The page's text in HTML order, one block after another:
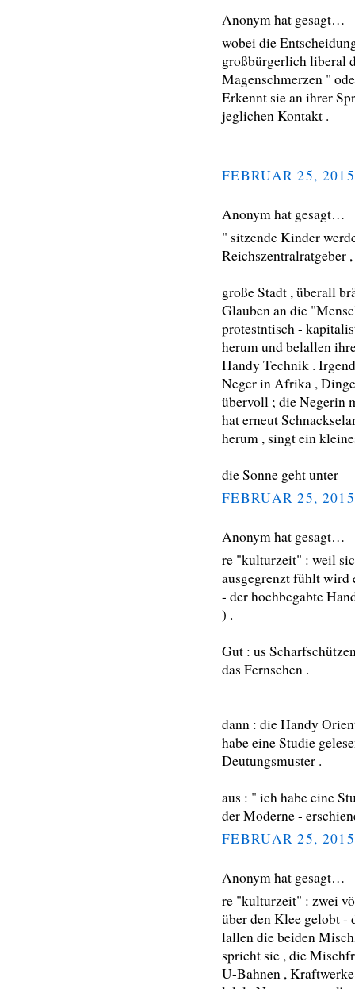
Anonym hat gesagt…
wobei die
großbürgerlich liberal
Magenschmerzen "
Erkennt sie an ihrer
jeglichen Kontakt .
FEBRUAR 25, 2015
Anonym hat gesagt…
" sitzende Kinder
Reichszentralratgeber ,
große Stadt , überall
Glauben an die
protestntisch -
herum und belallen
Handy Technik .
Neger in Afrika ,
übervoll ; die Negerin
hat erneut
herum , singt ein
die Sonne geht unter
FEBRUAR 25, 2015
Anonym hat gesagt…
re "kulturzeit" : weil
ausgegrenzt fühlt wird
- der hochbegabte
) .
Gut : us
das Fernsehen .
dann : die Handy
habe eine Studie
Deutungsmuster .
aus : " ich habe eine
der Moderne -
FEBRUAR 25, 2015
Anonym hat gesagt…
re "kulturzeit" : zwei
über den Klee gelobt
lallen die beiden
spricht sie , die
U-Bahnen ,